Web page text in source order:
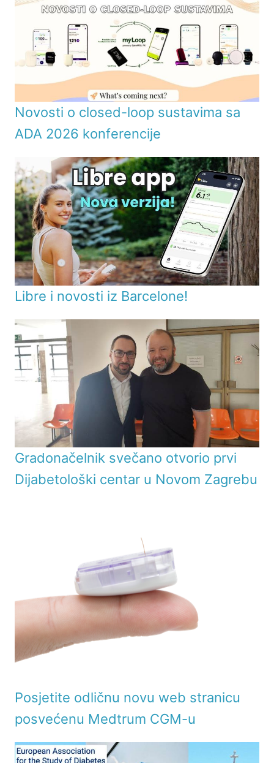
Novosti o closed-loop sustavima sa
ADA 2026 konferencije
Libre i novosti iz Barcelone!
Gradonačelnik svečano otvorio prvi
Dijabetološki centar u Novom Zagrebu
Posjetite odličnu novu web stranicu
posvećenu Medtrum CGM-u